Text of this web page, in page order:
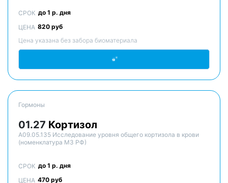
СРОК до 1 р. дня
ЦЕНА 820 руб
Цена указана без забора биоматериала
Гормоны
01.27 Кортизол
A09.05.135 Исследование уровня общего кортизола в крови
(номенклатура МЗ РФ)
СРОК до 1 р. дня
ЦЕНА 470 руб